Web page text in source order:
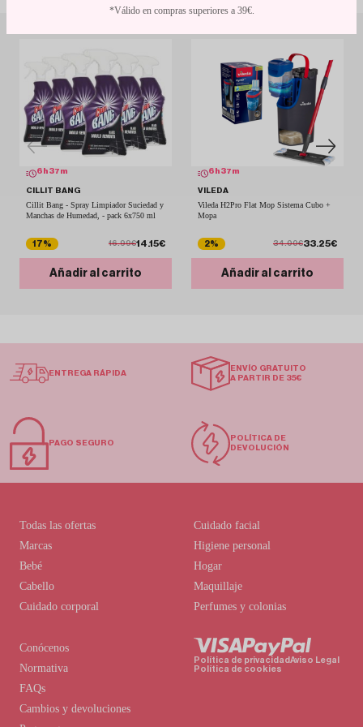
6 h 37 m
CILLIT BANG
Cillit Bang - Spray Limpiador Suciedad y
Manchas de Humedad, - pack 6x750 ml
17% 16.99€14.15€
Añadir al carrito
6 h 37 m
VILEDA
Vileda H2Pro Flat Mop Sistema Cubo +
Mopa
2% 34.00€33.25€
Añadir al carrito
ENTREGA RÁPIDA
ENVÍO GRATUITO
A PARTIR DE 35€
PAGO SEGURO
POLÍTICA DE
DEVOLUCIÓN
Conócenos
Normativa
FAQs
Cambios y devoluciones
Todas las ofertas
Marcas
Bebé
Cabello
Cuidado corporal
Cuidado facial
Higiene personal
Hogar
Maquillaje
Perfumes y colonias
Política de privacidadAviso Legal
Política de cookies
*Válido en compras superiores a 39€.